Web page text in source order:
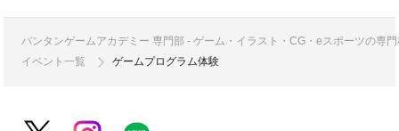
バンタンゲームアカデミー 専門部 - ゲーム・イラスト・CG・eスポーツの専
イベント一覧
ゲームプログラム体験